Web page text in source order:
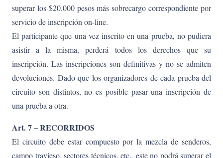
superar los $20.000 pesos más sobrecargo correspondiente por
servicio de inscripción on-line.
El participante que una vez inscrito en una prueba, no pudiera
asistir a la misma, perderá todos los derechos que su
inscripción. Las inscripciones son definitivas y no se admiten
devoluciones. Dado que los organizadores de cada prueba del
circuito son distintos, no es posible pasar una inscripción de
una prueba a otra.
Art. 7 – RECORRIDOS
El circuito debe estar compuesto por la mezcla de senderos,
campo travieso, sectores técnicos, etc., este no podrá superar el